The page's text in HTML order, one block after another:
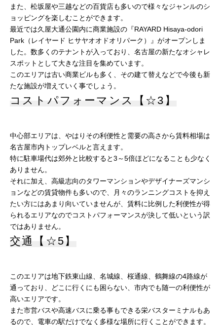
また、松坂屋や三越などの百貨店も多いので様々なジャンルのシ
ョッピングを楽しむことができます。
最近では久屋大通公園内に商業施設の『RAYARD Hisaya-odori
Park（レイヤード ヒサヤオオドオリパーク）』がオープンしま
した。数多くのテナントが入っており、名古屋の新たなオシャレ
スポットとして大きな注目を集めています。
このエリアは古い商業ビルも多く、その建て替えなどで今後も新
たな施設が増えていく事でしょう。
コストパフォーマンス【☆3】
中心部エリアは、やはりその利便性と需要の高さから賃料相場は
名古屋市内トップレベルと言えます。
特に駐車場代は郊外と比較すると3～5倍ほどになることも少なく
ありません。
それに加え、高級志向のタワーマンションやデザイナーズマンシ
ョンなどの賃貸物件も多いので、月々のランニングコストを抑え
たい方にはあまり向いていませんが、賃料に比例した利便性が得
られるエリアなのでコストパフォーマンスが決して低いという訳
ではありません。
交通【☆5】
このエリアは地下鉄東山線、名城線、桜通線、鶴舞線の4路線が
通っており、どこに行くにも困らない、市内でも随一の利便性が
高いエリアです。
また市営バスや高速バスに乗る事もできる栄バスターミナルもあ
るので、電車の駅だけでなく多様な場所に行くことができます。